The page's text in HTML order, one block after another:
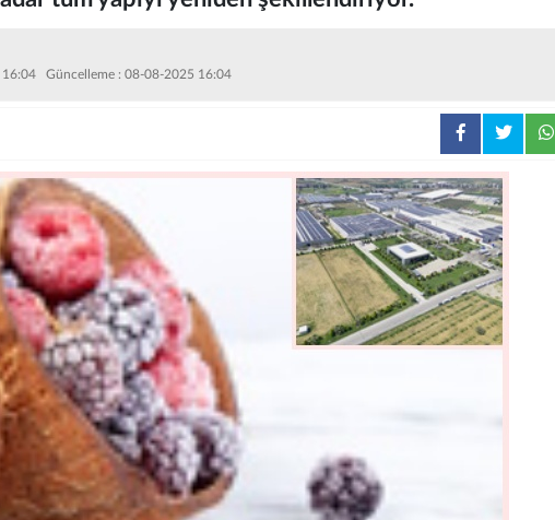
16:04 Güncelleme : 08-08-2025 16:04